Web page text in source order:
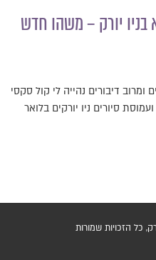
בניו יורק – משהו חדש
ומרוב דיבורים נהייה לי קול סקסי
סיורים ניו יורקים בלואר